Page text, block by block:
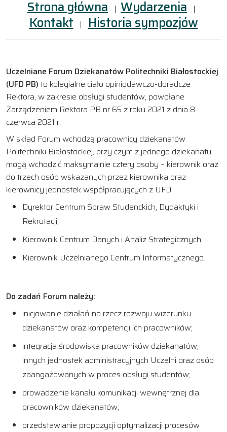
Strona główna | Wydarzenia |
Kontakt | Historia sympozjów
Uczelniane Forum Dziekanatów Politechniki Białostockiej
(UFD PB) to kolegialne ciało opiniodawczo-doradcze
Rektora, w zakresie obsługi studentów, powołane
Zarządzeniem Rektora PB nr 65 z roku 2021 z dnia 8
czerwca 2021 r.
W skład Forum wchodzą pracownicy dziekanatów
Politechniki Białostockiej, przy czym z jednego dziekanatu
mogą wchodzić maksymalnie cztery osoby – kierownik oraz
do trzech osób wskazanych przez kierownika oraz
kierownicy jednostek współpracujących z UFD:
Dyrektor Centrum Spraw Studenckich, Dydaktyki i
Rekrutacji,
Kierownik Centrum Danych i Analiz Strategicznych,
Kierownik Uczelnianego Centrum Informatycznego.
Do zadań Forum należy:
inicjowanie działań na rzecz rozwoju wizerunku
dziekanatów oraz kompetencji ich pracowników;
integracja środowiska pracowników dziekanatów,
innych jednostek administracyjnych Uczelni oraz osób
zaangażowanych w proces obsługi studentów;
prowadzenie kanału komunikacji wewnętrznej dla
pracowników dziekanatów;
przedstawianie propozycji optymalizacji procesów